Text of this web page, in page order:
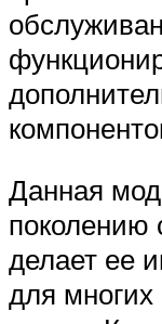
Данная
поколению
делает ее
для